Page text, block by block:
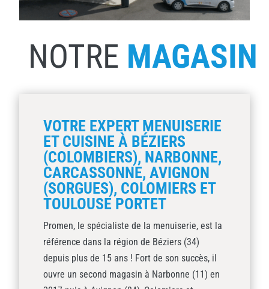
NOTRE MAGASIN
VOTRE EXPERT MENUISERIE
ET CUISINE À BÉZIERS
(COLOMBIERS), NARBONNE,
CARCASSONNE, AVIGNON
(SORGUES), COLOMIERS ET
TOULOUSE PORTET
Promen, le spécialiste de la menuiserie, est la
référence dans la région de Béziers (34)
depuis plus de 15 ans ! Fort de son succès, il
ouvre un second magasin à Narbonne (11) en